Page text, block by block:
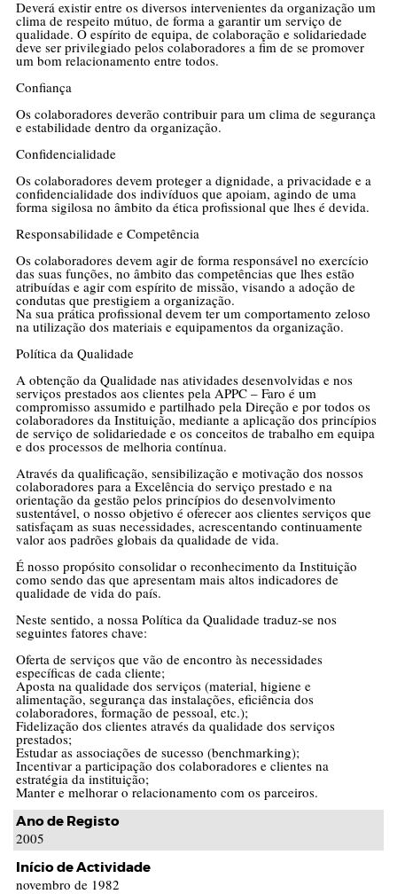
Deverá existir entre os diversos intervenientes da organização um
clima de respeito mútuo, de forma a garantir um serviço de
qualidade. O espírito de equipa, de colaboração e solidariedade
deve ser privilegiado pelos colaboradores a fim de se promover
um bom relacionamento entre todos.
Confiança
Os colaboradores deverão contribuir para um clima de segurança
e estabilidade dentro da organização.
Confidencialidade
Os colaboradores devem proteger a dignidade, a privacidade e a
confidencialidade dos indivíduos que apoiam, agindo de uma
forma sigilosa no âmbito da ética profissional que lhes é devida.
Responsabilidade e Competência
Os colaboradores devem agir de forma responsável no exercício
das suas funções, no âmbito das competências que lhes estão
atribuídas e agir com espírito de missão, visando a adoção de
condutas que prestigiem a organização.
Na sua prática profissional devem ter um comportamento zeloso
na utilização dos materiais e equipamentos da organização.
Política da Qualidade
A obtenção da Qualidade nas atividades desenvolvidas e nos
serviços prestados aos clientes pela APPC – Faro é um
compromisso assumido e partilhado pela Direção e por todos os
colaboradores da Instituição, mediante a aplicação dos princípios
de serviço de solidariedade e os conceitos de trabalho em equipa
e dos processos de melhoria contínua.
Através da qualificação, sensibilização e motivação dos nossos
colaboradores para a Excelência do serviço prestado e na
orientação da gestão pelos princípios do desenvolvimento
sustentável, o nosso objetivo é oferecer aos clientes serviços que
satisfaçam as suas necessidades, acrescentando continuamente
valor aos padrões globais da qualidade de vida.
É nosso propósito consolidar o reconhecimento da Instituição
como sendo das que apresentam mais altos indicadores de
qualidade de vida do país.
Neste sentido, a nossa Política da Qualidade traduz-se nos
seguintes fatores chave:
Oferta de serviços que vão de encontro às necessidades
específicas de cada cliente;
Aposta na qualidade dos serviços (material, higiene e
alimentação, segurança das instalações, eficiência dos
colaboradores, formação de pessoal, etc.);
Fidelização dos clientes através da qualidade dos serviços
prestados;
Estudar as associações de sucesso (benchmarking);
Incentivar a participação dos colaboradores e clientes na
estratégia da instituição;
Manter e melhorar o relacionamento com os parceiros.
Ano de Registo
2005
Início de Actividade
novembro de 1982